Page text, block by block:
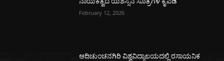
February 12, 2026
ಆದಿಚುಂಚನಗಿರಿ ವಿಶ್ವವಿದ್ಯಾಲಯದಲ್ಲಿ ರಸಾಯನಿಕ